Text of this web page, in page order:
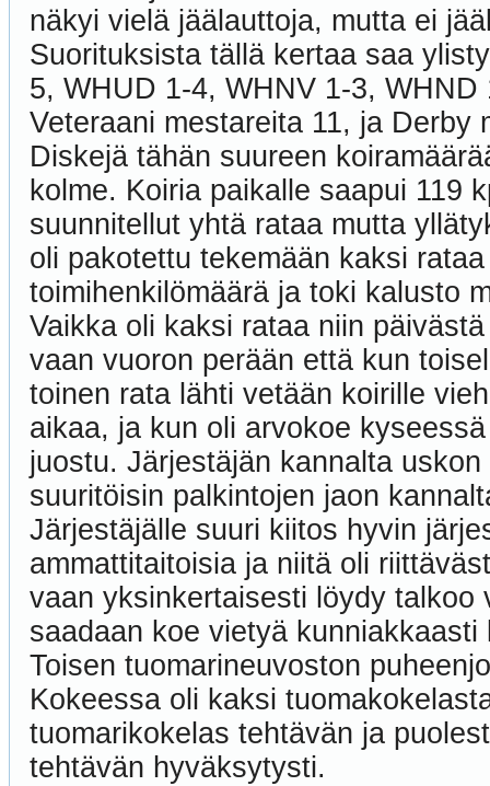
näkyi vielä jäälauttoja, mutta ei
Suorituksista tällä kertaa saa
5, WHUD 1-4, WHNV 1-3,
Veteraani mestareita 11, ja Derby
Diskejä tähän suureen
kolme. Koiria paikalle saapui 119
suunnitellut yhtä rataa mutta
oli pakotettu tekemään kaksi
toimihenkilömäärä ja toki kalusto
Vaikka oli kaksi rataa niin
vaan vuoron perään että kun
toinen rata lähti vetään koirille
aikaa, ja kun oli arvokoe
juostu. Järjestäjän kannalta
suuritöisin palkintojen jaon
Järjestäjälle suuri kiitos hyvin
ammattitaitoisia ja niitä oli
vaan yksinkertaisesti löydy
saadaan koe vietyä kunniakkaasti
Toisen tuomarineuvoston
Kokeessa oli kaksi
tuomarikokelas tehtävän ja
tehtävän hyväksytysti.